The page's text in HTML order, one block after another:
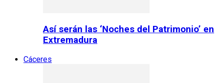
Así serán las ‘Noches del Patrimonio’ en
Extremadura
Cáceres